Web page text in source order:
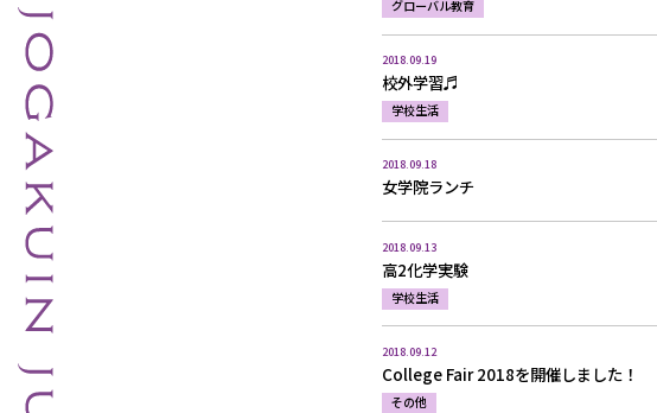
グローバル教育
2018.09.19
校外学習♬
学校生活
2018.09.18
女学院ランチ
2018.09.13
高2化学実験
学校生活
2018.09.12
College Fair 2018を開催しました！
その他